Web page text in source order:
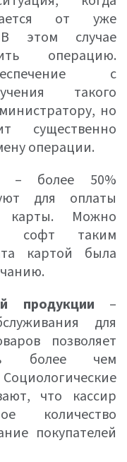
от уже
этом случае
операцию.
с
такого
но
существенно
операции.
– более 50%
для оплаты
карты. Можно
софт таким
картой была
продукции –
для
позволяет
более чем
что кассир
количество
покупателей